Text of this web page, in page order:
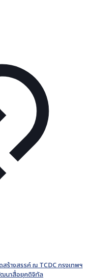
สร้างสรรค์ ณ TCDC กรุงเทพฯ
ฒนาสื่อยุคดิจิทัล